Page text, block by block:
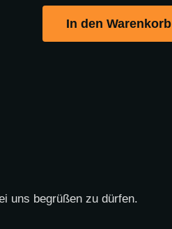
In den Warenkorb
uns begrüßen zu dürfen.